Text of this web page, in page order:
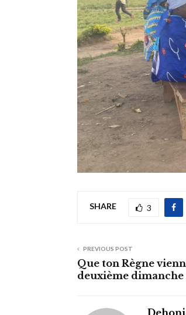
SHARE 3
PREVIOUS POST
Que ton Règne
deuxième dimanche